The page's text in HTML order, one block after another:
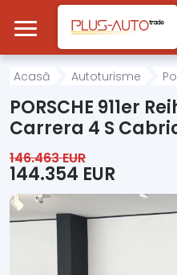
Mergi direct la conținutul
Acasă
Autoturisme
Motociclete
Autoutilitare
Alte tipuri vehicule
Acasă Autoturisme
PORSCHE 911er
Carrera 4 S
146.463 EUR
144.354 EUR